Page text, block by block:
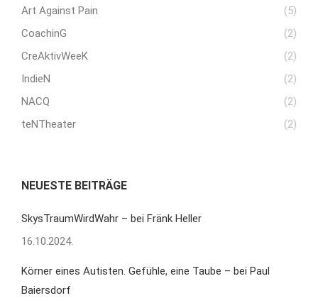
Art Against Pain
(5)
CoachinG
(2)
CreAktivWeeK
(2)
IndieN
(2)
NACQ
(2)
teNTheater
(2)
NEUESTE BEITRÄGE
SkysTraumWirdWahr – bei Fränk Heller
16.10.2024.
Körner eines Autisten. Gefühle, eine Taube – bei Paul
Baiersdorf